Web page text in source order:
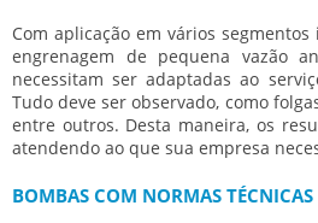
Com aplicação em vários
engrenagem de pequena vazão
necessitam ser adaptadas ao
Tudo deve ser observado, como
entre outros. Desta maneira, os
atendendo ao que sua empresa
BOMBAS COM NORMAS TÉCNICAS